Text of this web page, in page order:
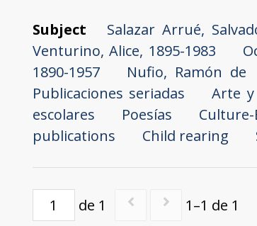
Subject Salazar Arrué,
Venturino, Alice, 1895-1983
1890-1957
Nufio, Ramón de
Publicaciones seriadas
Arte y
escolares
Poesías
publications
Child rearing
de 1 1–1 de 1